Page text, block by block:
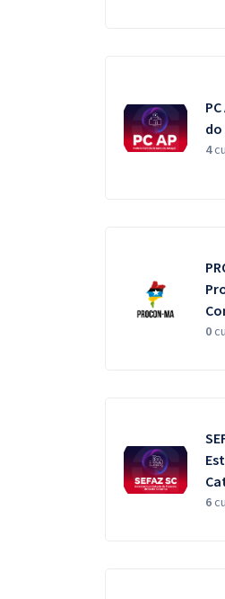
do
4
0
6